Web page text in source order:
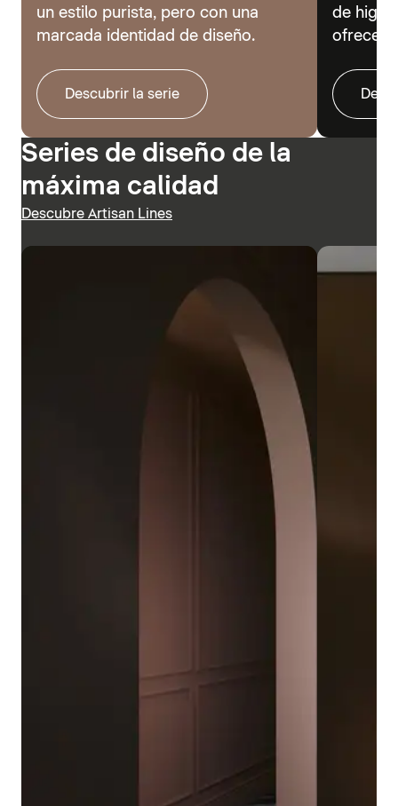
un estilo purista, pero con una
marcada identidad de diseño.
Descubrir la serie
de
ofrecer
Series de diseño de la
máxima calidad
Descubre Artisan Lines